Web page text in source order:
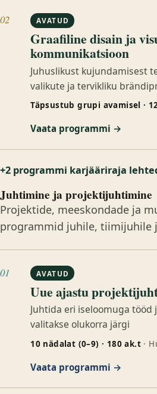
02 AVATUD
Graafiline disain ja
kommunikatsioon
Juhuslikust kujundamisest
valikute ja tervikliku
Täpsustub grupi avamisel ·
Vaata programmi →
+2 programmi karjääriraja
Juhtimine ja projektijuhtimine
Projektide, meeskondade ja
programmid juhile, tiimijuhile
01 AVATUD
Uue ajastu
Juhtida eri iseloomuga
valitakse olukorra järgi
10 nädalat (0–9) · 180 ak.t ·
Vaata programmi →